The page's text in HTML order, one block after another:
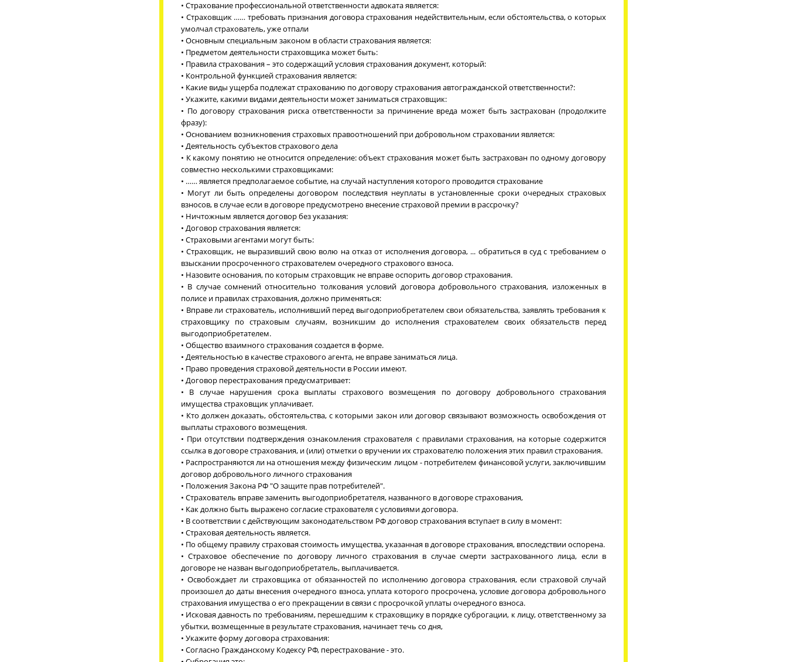
• Страхование профессиональной ответственности адвоката является:
• Страховщик …… требовать признания договора страхования недействительным, если обстоятельства, о которых
умолчал страхователь, уже отпали
• Основным специальным законом в области страхования является:
• Предметом деятельности страховщика может быть:
• Правила страхования – это содержащий условия страхования документ, который:
• Контрольной функцией страхования является:
• Какие виды ущерба подлежат страхованию по договору страхования автогражданской ответственности?:
• Укажите, какими видами деятельности может заниматься страховщик:
• По договору страхования риска ответственности за причинение вреда может быть застрахован (продолжите
фразу):
• Основанием возникновения страховых правоотношений при добровольном страховании является:
• Деятельность субъектов страхового дела
• К какому понятию не относится определение: объект страхования может быть застрахован по одному договору
совместно несколькими страховщиками:
• …… является предполагаемое событие, на случай наступления которого проводится страхование
• Могут ли быть определены договором последствия неуплаты в установленные сроки очередных страховых
взносов, в случае если в договоре предусмотрено внесение страховой премии в рассрочку?
• Ничтожным является договор без указания:
• Договор страхования является:
• Страховыми агентами могут быть:
• Страховщик, не выразивший свою волю на отказ от исполнения договора, ... обратиться в суд с требованием о
взыскании просроченного страхователем очередного страхового взноса.
• Назовите основания, по которым страховщик не вправе оспорить договор страхования.
• В случае сомнений относительно толкования условий договора добровольного страхования, изложенных в
полисе и правилах страхования, должно применяться:
• Вправе ли страхователь, исполнивший перед выгодоприобретателем свои обязательства, заявлять требования к
страховщику по страховым случаям, возникшим до исполнения страхователем своих обязательств перед
выгодоприобретателем.
• Общество взаимного страхования создается в форме.
• Деятельностью в качестве страхового агента, не вправе заниматься лица.
• Право проведения страховой деятельности в России имеют.
• Договор перестрахования предусматривает:
• В случае нарушения срока выплаты страхового возмещения по договору добровольного страхования
имущества страховщик уплачивает.
• Кто должен доказать, обстоятельства, с которыми закон или договор связывают возможность освобождения от
выплаты страхового возмещения.
• При отсутствии подтверждения ознакомления страхователя с правилами страхования, на которые содержится
ссылка в договоре страхования, и (или) отметки о вручении их страхователю положения этих правил страхования.
• Распространяются ли на отношения между физическим лицом - потребителем финансовой услуги, заключившим
договор добровольного личного страхования
• Положения Закона РФ "О защите прав потребителей".
• Страхователь вправе заменить выгодоприобретателя, названного в договоре страхования,
• Как должно быть выражено согласие страхователя с условиями договора.
• В соответствии с действующим законодательством РФ договор страхования вступает в силу в момент:
• Страховая деятельность является.
• По общему правилу страховая стоимость имущества, указанная в договоре страхования, впоследствии оспорена.
• Страховое обеспечение по договору личного страхования в случае смерти застрахованного лица, если в
договоре не назван выгодоприобретатель, выплачивается.
• Освобождает ли страховщика от обязанностей по исполнению договора страхования, если страховой случай
произошел до даты внесения очередного взноса, уплата которого просрочена, условие договора добровольного
страхования имущества о его прекращении в связи с просрочкой уплаты очередного взноса.
• Исковая давность по требованиям, перешедшим к страховщику в порядке суброгации, к лицу, ответственному за
убытки, возмещенные в результате страхования, начинает течь со дня,
• Укажите форму договора страхования:
• Согласно Гражданскому Кодексу РФ, перестрахование - это.